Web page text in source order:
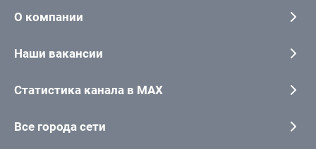
О компании
Наши вакансии
Статистика канала в MAX
Все города сети